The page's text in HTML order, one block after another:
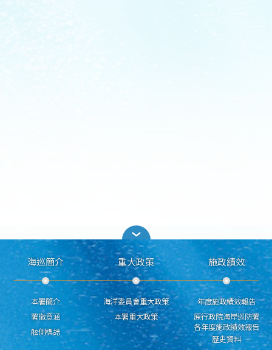
海巡簡介
本署簡介
署徽意涵
舷側標誌
重大政策
海洋委員會重大政策
本署重大政策
施政績效
年度施政績效報告
原行政院海岸巡防署
各年度施政績效報告
歷史資料